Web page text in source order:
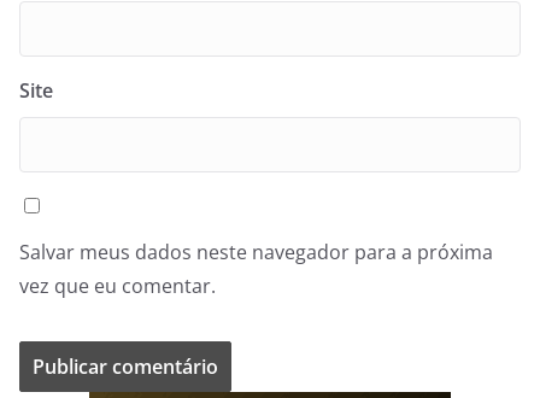
Site
Salvar meus dados neste navegador para a próxima
vez que eu comentar.